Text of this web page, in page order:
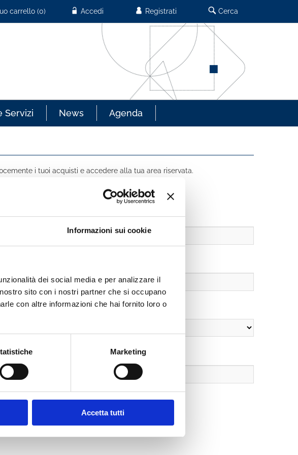
Informazioni sui cookie
dei social media e per analizzare il
sito con i nostri partner che si occupano
con altre informazioni che hai fornito loro o
Marketing
Accetta tutti
Cerca
Registrati
Accedi
carrello (0)
Servizi News Agenda
i tuoi acquisti e accedere alla tua area riservata.
*